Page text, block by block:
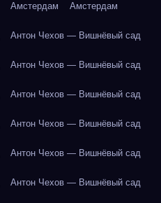
Амстердам Амстердам
Антон Чехов — Вишнёвый сад
Антон Чехов — Вишнёвый сад
Антон Чехов — Вишнёвый сад
Антон Чехов — Вишнёвый сад
Антон Чехов — Вишнёвый сад
Антон Чехов — Вишнёвый сад